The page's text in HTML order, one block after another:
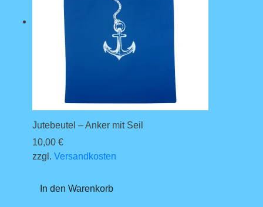
Jutebeutel – Anker mit Seil
10,00 €
zzgl. Versandkosten
In den Warenkorb